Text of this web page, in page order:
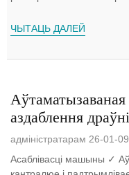
ЧЫТАЦЬ ДАЛЕЙ
аздаблення
адміністратарам 26-01-09
Асаблівасці машыны ✓